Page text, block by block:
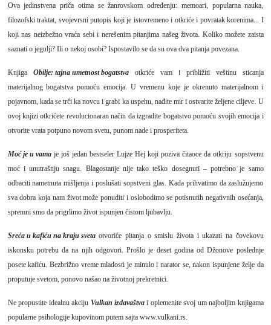
Ova jedinstvena priča otima se žanrovskom određenju: memoari, popularna nauka,
filozofski traktat, svojevrsni putopis koji je istovremeno i otkriće i povratak korenima... I
koji nas neizbežno vraća sebi i nerešenim pitanjima našeg života. Koliko možete zaista
saznati o jegulji? Ili o nekoj osobi? Ispostavilo se da su ova dva pitanja povezana.
Knjiga Obilje: tajna umetnost bogatstvaotkriće vam i približiti veštinu sticanja
materijalnog bogatstva pomoću emocija. U vremenu koje je okrenuto materijalnom i
pojavnom, kada se trči ka novcu i grabi ka uspehu, nađite mir i ostvarite željene ciljeve. U
ovoj knjizi otkrićete revolucionaran način da izgradite bogatstvo pomoću svojih emocija i
otvorite vrata potpuno novom svetu, punom nade i prosperiteta.
Moć je u vamaje još jedan bestseler Lujze Hej koji poziva čitaoce da otkriju sopstvenu
moć i unutrašnju snagu. Blagostanje nije tako teško dosegnuti – potrebno je samo
odbaciti nametnuta mišljenja i poslušati sopstveni glas. Kada prihvatimo da zaslužujemo
sva dobra koja nam život može ponuditi i oslobodimo se potisnutih negativnih osećanja,
spremni smo da prigrlimo život ispunjen čistom ljubavlju.
Sreća u kafiću na kraju svetaotvoriće pitanja o smislu života i ukazati na čovekovu
iskonsku potrebu da na njih odgovori. Prošlo je deset godina od Džonove poslednje
posete kafiću. Bezbrižno vreme mladosti je minulo i narator se, nakon ispunjene želje da
proputuje svetom, ponovo našao na životnoj prekretnici.
Ne propustite idealnu akciju Vulkan izdavaštvai oplemenite svoj um najboljim knjigama
popularne psihologije kupovinom putem sajta www.vulkani.rs.